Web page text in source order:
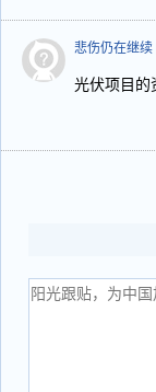
悲伤仍在继续
光伏项目的